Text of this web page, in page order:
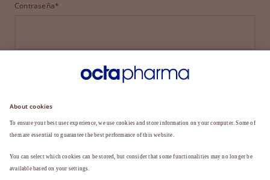
Contraseña*
INICIAR SESIÓN
¿HA OLVIDADO SU CONTRASEÑA?
¿Aún no es miembro?